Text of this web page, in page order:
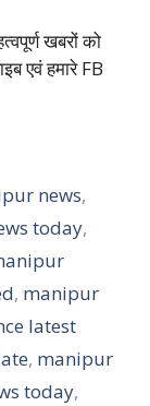
खबरों को
एवं हमारे FB
news,
today,
, manipur
latest
, manipur
today,